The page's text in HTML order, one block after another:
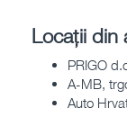
Locații din
PRIGO
A-MB,
Auto